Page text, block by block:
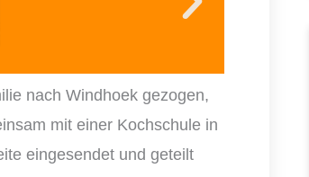
nach Windhoek gezogen,
mit einer Kochschule in
eingesendet und geteilt